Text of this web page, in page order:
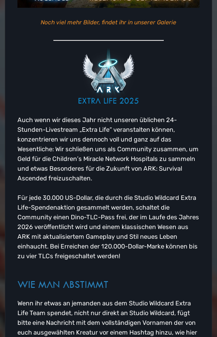
Noch viel mehr Bilder, findet ihr in unserer Galerie
Auch wenn wir dieses Jahr nicht unseren üblichen 24-
Stunden-Livestream „Extra Life“ veranstalten können,
konzentrieren wir uns dennoch voll und ganz auf das
Wesentliche: Wir schließen uns als Community zusammen, um
Geld für die Children’s Miracle Network Hospitals zu sammeln
und etwas Besonderes für die Zukunft von ARK: Survival
Ascended freizuschalten.
Für jede 30.000 US-Dollar, die durch die Studio Wildcard Extra
Life-Spendenaktion gesammelt werden, schaltet die
Community einen Dino-TLC-Pass frei, der im Laufe des Jahres
2026 veröffentlicht wird und einem klassischen Wesen aus
ARK mit aktualisiertem Gameplay und Stil neues Leben
einhaucht. Bei Erreichen der 120.000-Dollar-Marke können bis
zu vier TLCs freigeschaltet werden!
WIE MAN ABSTIMMT
Wenn ihr etwas an jemanden aus dem Studio Wildcard Extra
Life Team spendet, nicht nur direkt an Studio Wildcard, fügt
bitte eine Nachricht mit dem vollständigen Vornamen der von
euch ausgewählten Kreatur vor einem Hashtag hinzu, wie hier